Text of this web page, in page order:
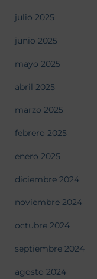
julio 2025
junio 2025
mayo 2025
abril 2025
marzo 2025
febrero 2025
enero 2025
diciembre 2024
noviembre 2024
octubre 2024
septiembre 2024
agosto 2024